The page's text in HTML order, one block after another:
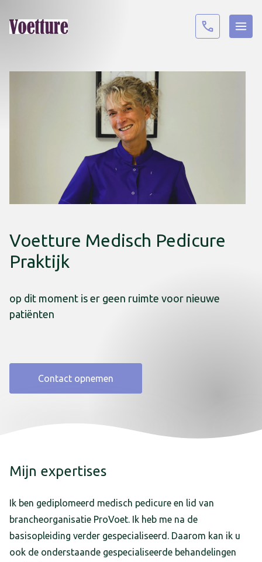
Voetture Medisch Pedicure
Praktijk
op dit moment is er geen ruimte voor nieuwe
patiënten
Contact opnemen
Mijn expertises
Ik ben gediplomeerd medisch pedicure en lid van
brancheorganisatie ProVoet. Ik heb me na de
basisopleiding verder gespecialiseerd. Daarom kan ik u
ook de onderstaande gespecialiseerde behandelingen